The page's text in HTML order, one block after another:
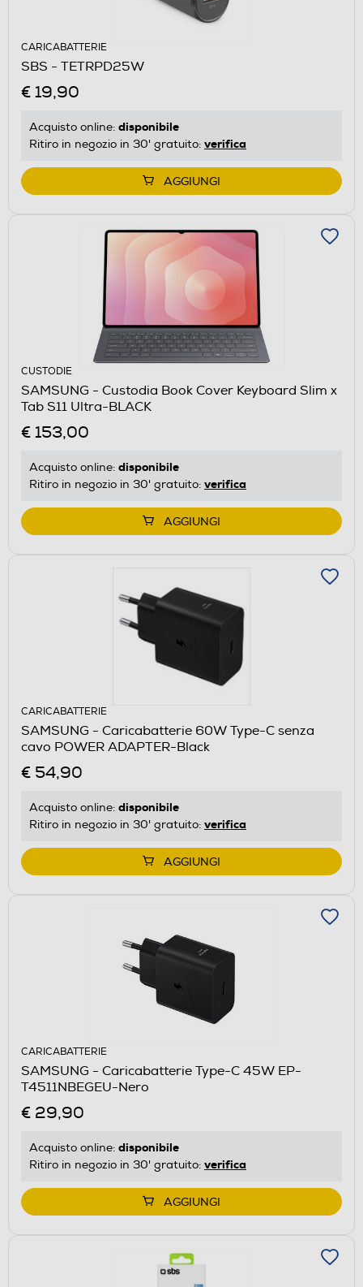
CARICABATTERIE
SBS - TETRPD25W
€ 19,90
Acquisto online: disponibile
Ritiro in negozio in 30' gratuito: verifica
AGGIUNGI
CUSTODIE
SAMSUNG - Custodia Book Cover Keyboard Slim x
Tab S11 Ultra-BLACK
€ 153,00
Acquisto online: disponibile
Ritiro in negozio in 30' gratuito: verifica
AGGIUNGI
CARICABATTERIE
SAMSUNG - Caricabatterie 60W Type-C senza
cavo POWER ADAPTER-Black
€ 54,90
Acquisto online: disponibile
Ritiro in negozio in 30' gratuito: verifica
AGGIUNGI
CARICABATTERIE
SAMSUNG - Caricabatterie Type-C 45W EP-
T4511NBEGEU-Nero
€ 29,90
Acquisto online: disponibile
Ritiro in negozio in 30' gratuito: verifica
AGGIUNGI